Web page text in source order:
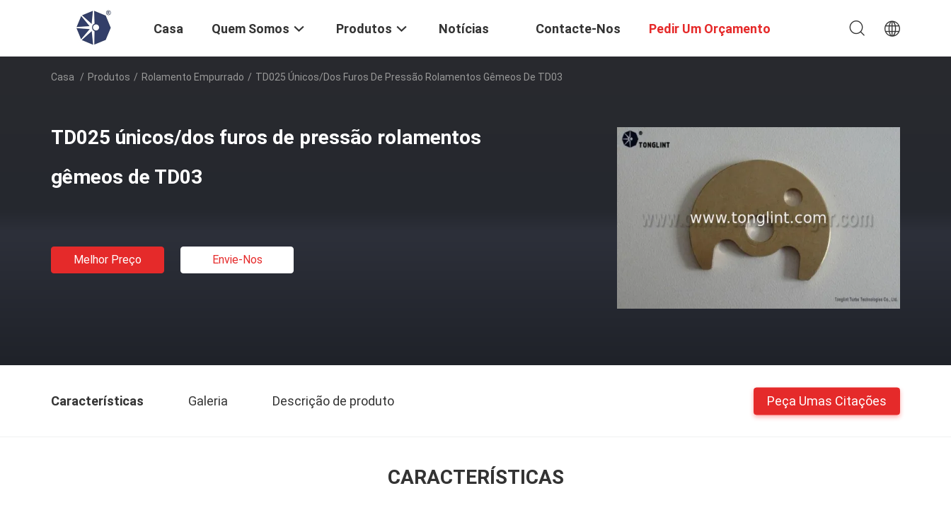
Casa Quem Somos Produtos Notícias Contacte-Nos Pedir Um Orçamento
Casa / Produtos / Rolamento Empurrado / TD025 Únicos/dos Furos De Pressão Rolamentos Gêmeos De TD03
TD025 únicos/dos furos de pressão rolamentos
gêmeos de TD03
Melhor Preço Envie-Nos
Características Galeria Descrição de produto Peça Umas Citações
CARACTERÍSTICAS